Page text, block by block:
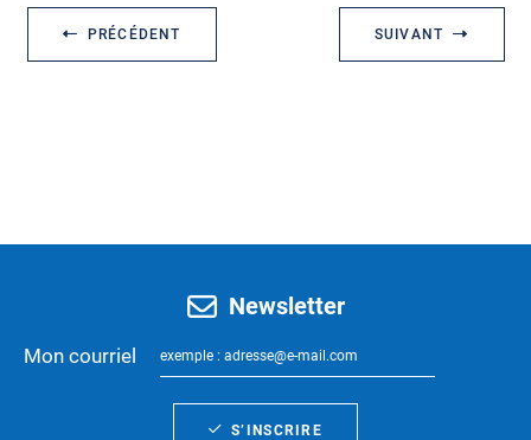
PRÉCÉDENT SUIVANT
Newsletter
Mon courriel
S’INSCRIRE